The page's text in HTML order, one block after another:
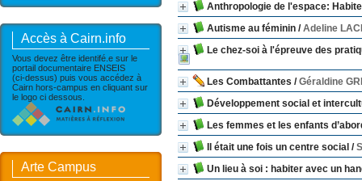
Accès à Cairn.info
Vous devez être identifé.e sur le
portail documentaire ENSEIS
(ci-dessus) puis vous accédez à
Cairn hors-campus en cliquant sur
le logo ci dessous.
Arte Campus
Anthropologie de l'espace:
Autisme au féminin /Adeline
Le chez-soi à l'épreuve des
Les Combattantes /Géraldine
Développement social et
Les femmes et les enfants
Il était une fois un centre social /
Un lieu à soi : habiter avec un